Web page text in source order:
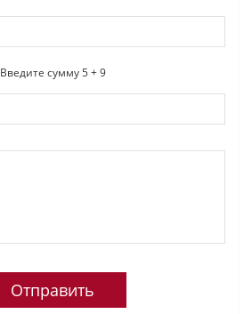
Введите сумму 5 + 9